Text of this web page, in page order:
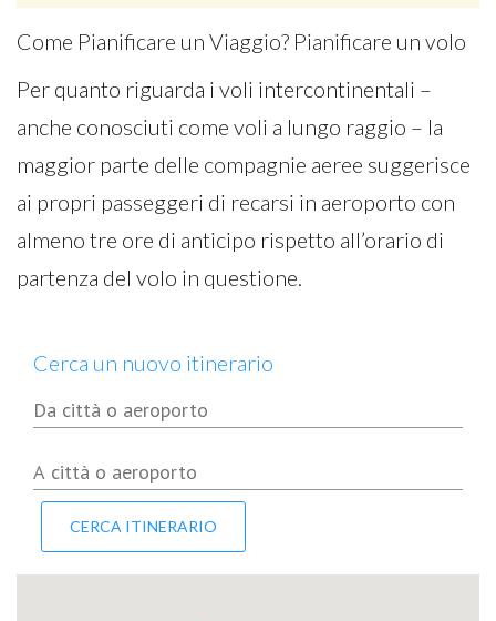
Come Pianificare un Viaggio? Pianificare un volo
Per quanto riguarda i voli intercontinentali –
anche conosciuti come voli a lungo raggio – la
maggior parte delle compagnie aeree suggerisce
ai propri passeggeri di recarsi in aeroporto con
almeno tre ore di anticipo rispetto all’orario di
partenza del volo in questione.
Cerca un nuovo itinerario